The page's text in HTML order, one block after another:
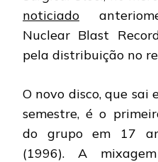
noticiado
Nuclear Blast
pela distribuição no
O novo disco, que sai
semestre, é o
do grupo em 17
(1996). A